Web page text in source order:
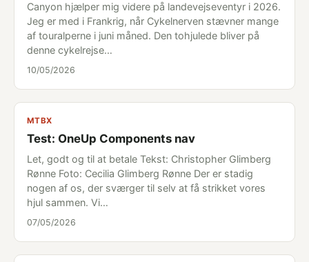
Canyon hjælper mig videre på landevejseventyr i 2026.
Jeg er med i Frankrig, når Cykelnerven stævner mange
af touralperne i juni måned. Den tohjulede bliver på
denne cykelrejse…
10/05/2026
MTBX
Test: OneUp Components nav
Let, godt og til at betale Tekst: Christopher Glimberg
Rønne Foto: Cecilia Glimberg Rønne Der er stadig
nogen af os, der sværger til selv at få strikket vores
hjul sammen. Vi…
07/05/2026